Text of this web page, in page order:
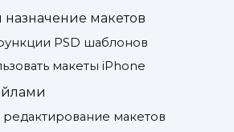
макетов
PSD шаблонов
макеты iPhone
макетов